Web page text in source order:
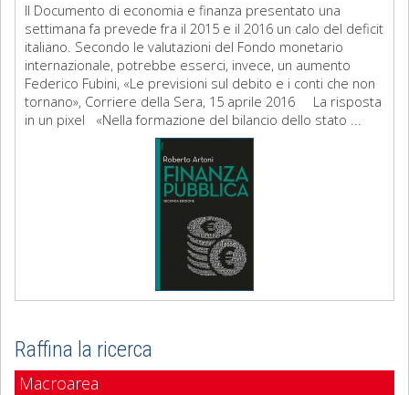
Il Documento di economia e finanza presentato una
settimana fa prevede fra il 2015 e il 2016 un calo del deficit
italiano. Secondo le valutazioni del Fondo monetario
internazionale, potrebbe esserci, invece, un aumento
Federico Fubini, «Le previsioni sul debito e i conti che non
tornano», Corriere della Sera, 15 aprile 2016 La risposta
in un pixel «Nella formazione del bilancio dello stato ...
Raffina la ricerca
Macroarea